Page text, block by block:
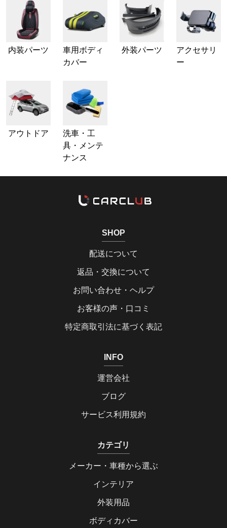
内装パーツ
車用ボディ
カバー
外装パーツ
アクセサリ
ー
アウトドア
洗車・工
具・メンテ
ナンス
SHOP
配送について
返品・交換について
お問い合わせ・ヘルプ
お客様の声・口コミ
特定商取引法に基づく表記
INFO
運営会社
ブログ
サービス利用規約
カテゴリ
メーカー・車種から選ぶ
インテリア
外装用品
ボディカバー